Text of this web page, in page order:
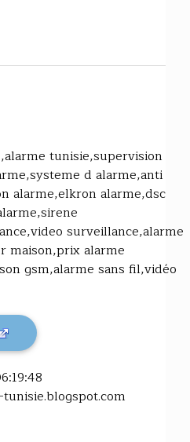
tunisie,supervision
d alarme,anti
alarme,elkron alarme,dsc
surveillance,alarme
maison,prix alarme
gsm,alarme sans fil,vidéo